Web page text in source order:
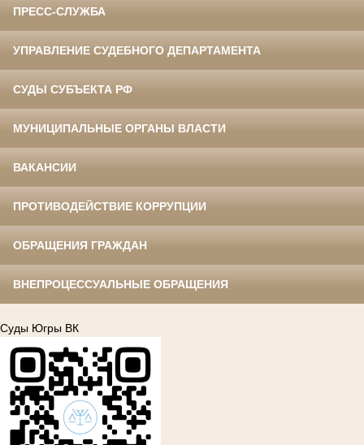
ПРЕСС-СЛУЖБА
УПРАВЛЕНИЕ СУДЕБНОГО ДЕПАРТАМЕНТА
СУДЫ СУБЪЕКТА РФ
МУНИЦИПАЛЬНЫЕ ОРГАНЫ ВЛАСТИ
ВАКАНСИИ
ПРОТИВОДЕЙСТВИЕ КОРРУПЦИИ
ОБРАЩЕНИЯ ГРАЖДАН
ВНЕПРОЦЕССУАЛЬНЫЕ ОБРАЩЕНИЯ
Суды Югры ВК